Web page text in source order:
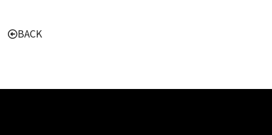
BACK